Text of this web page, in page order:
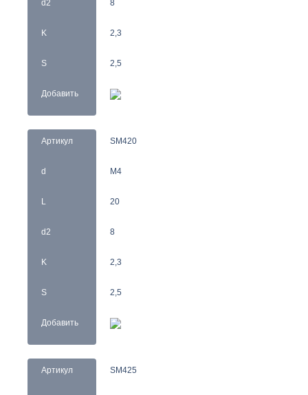
d2
K
S
Добавить
8
2,3
2,5
Артикул
d
L
d2
K
S
Добавить
SM420
M4
20
8
2,3
2,5
Артикул SM425